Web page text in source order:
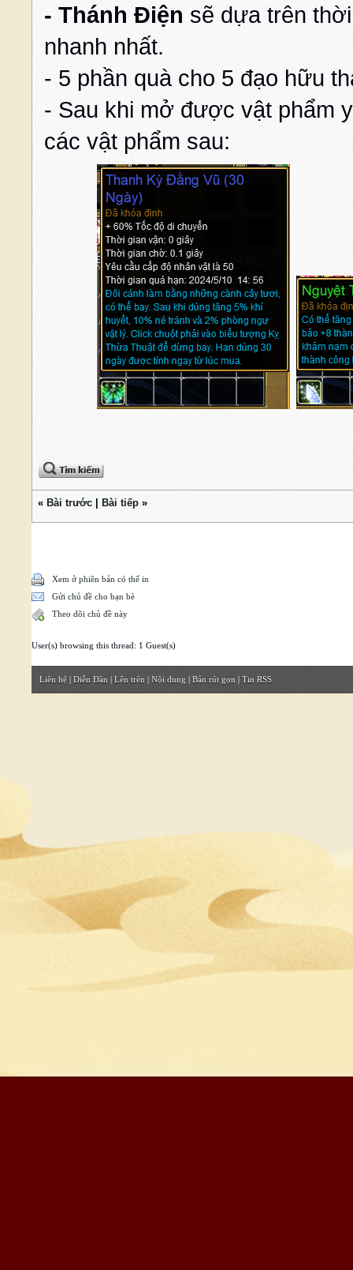
- Thánh Điện sẽ dựa trên
nhanh nhất.
- 5 phần quà cho 5 đạo hữu
- Sau khi mở được vật phẩm
các vật phẩm sau:
« Bài trước Bài tiếp »
Xem ở phiên bản có thể in
Gửi chủ đề cho bạn bè
Theo dõi chủ đề này
User(s) browsing this thread: 1 Guest(s)
Liên hệ | Diễn Đàn | Lên trên | Nội dung | Bản rút gọn | Tin RSS